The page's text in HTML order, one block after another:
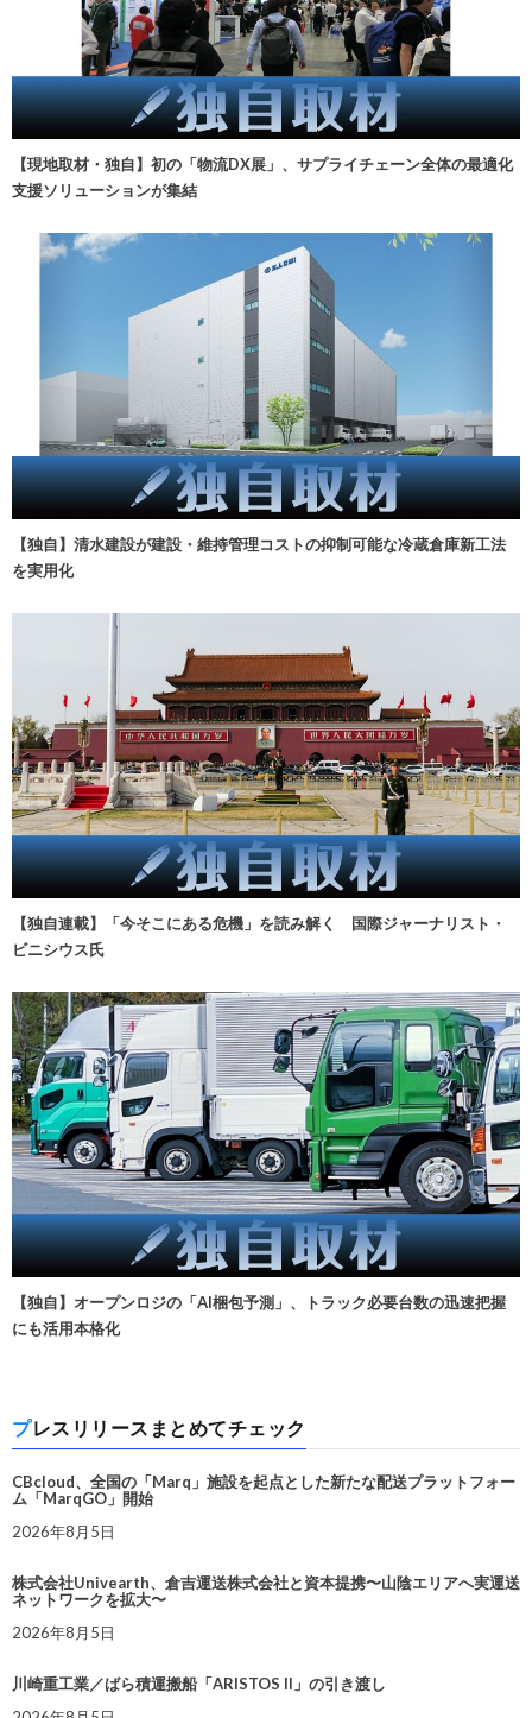
【現地取材・独自】初の「物流DX展」、サプライチェーン全体の最適化
支援ソリューションが集結
【独自】清水建設が建設・維持管理コストの抑制可能な冷蔵倉庫新工法
を実用化
【独自連載】「今そこにある危機」を読み解く 国際ジャーナリスト・
ビニシウス氏
【独自】オープンロジの「AI梱包予測」、トラック必要台数の迅速把握
にも活用本格化
プレスリリースまとめてチェック
CBcloud、全国の「Marq」施設を起点とした新たな配送プラットフォー
ム「MarqGO」開始
2026年8月5日
株式会社Univearth、倉吉運送株式会社と資本提携〜山陰エリアへ実運送
ネットワークを拡大〜
2026年8月5日
川崎重工業／ばら積運搬船「ARISTOS II」の引き渡し